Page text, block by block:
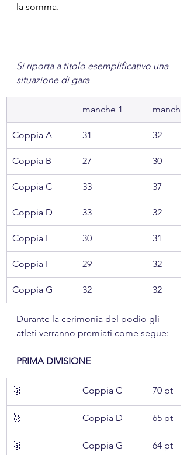
la somma.
Si riporta a titolo esemplificativo una
situazione di gara
manche 1 manche 2
Coppia A 31 32
Coppia B 27 30
Coppia C 33 37
Coppia D 33 32
Coppia E 30 31
Coppia F 29 32
Coppia G 32 32
Durante la cerimonia del podio gli
atleti verranno premiati come segue:
PRIMA DIVISIONE
🥇 Coppia C 70 pt
🥈 Coppia D 65 pt
🥉 Coppia G 64 pt